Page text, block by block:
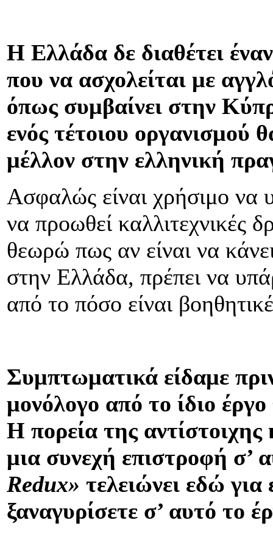
Η Ελλάδα δε διαθέτει
που να ασχολείται με
όπως συμβαίνει στην
ενός τέτοιου οργανισμού
μέλλον στην ελληνική
Ασφαλώς είναι χρήσιμο να
να προωθεί καλλιτεχνικές
θεωρώ πως αν είναι να
στην Ελλάδα, πρέπει να
από το πόσο είναι
Συμπτωματικά είδαμε
μονόλογο από το ίδιο
Η πορεία της
μια συνεχή επιστροφή σ’
Redux» τελειώνει εδώ
ξαναγυρίσετε σ’ αυτό το